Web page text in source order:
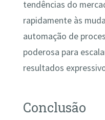
tendências do
rapidamente às
automação de
poderosa para
resultados
Conclusão